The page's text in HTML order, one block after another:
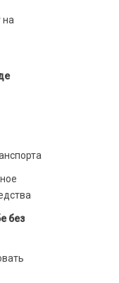
на
без